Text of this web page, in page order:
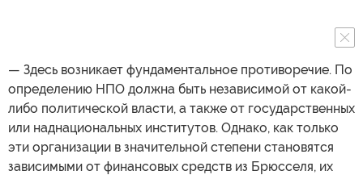
— Здесь возникает фундаментальное противоречие. По
определению НПО должна быть независимой от какой-
либо политической власти, а также от государственных
или наднациональных институтов. Однако, как только
эти организации в значительной степени становятся
зависимыми от финансовых средств из Брюсселя, их